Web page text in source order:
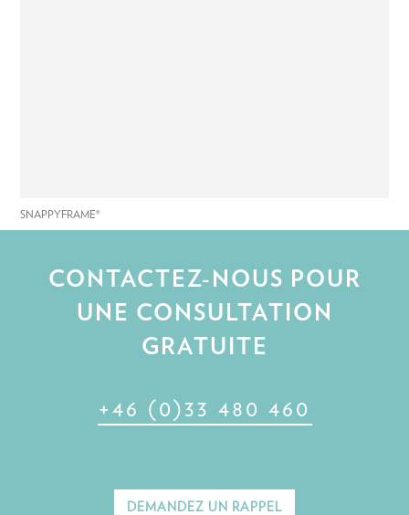
SNAPPYFRAME®
CONTACTEZ-NOUS POUR
UNE CONSULTATION
GRATUITE
+46 (0)33 480 460
DEMANDEZ UN RAPPEL